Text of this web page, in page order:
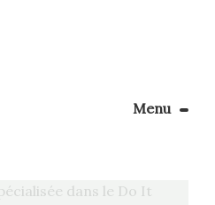
Menu
Apprendre la couture